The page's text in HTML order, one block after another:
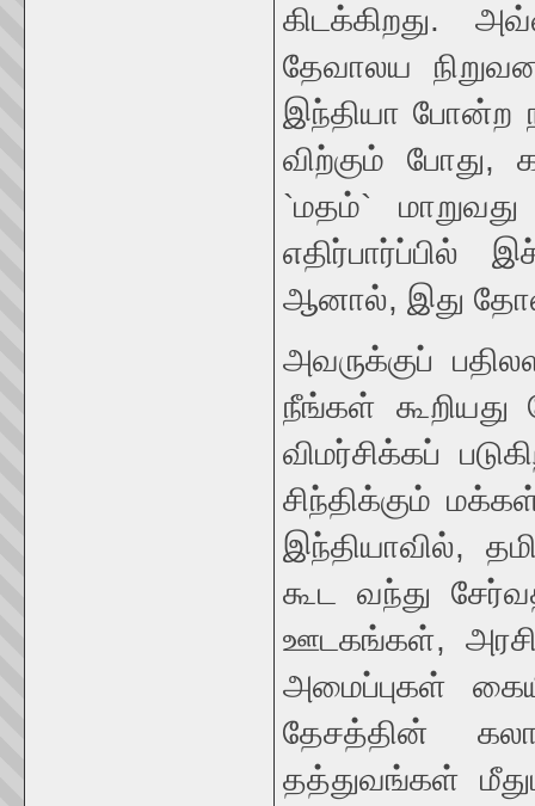
கிடக்கிறது.
தேவாலய
இந்தியா போன்ற
விற்கும் போது,
`மதம்`
எதிர்பார்ப்பில்
ஆனால், இது
அவருக்குப்
நீங்கள் கூறியது
விமர்சிக்கப்
சிந்திக்கும்
இந்தியாவில்,
கூட வந்து
ஊடகங்கள்,
அமைப்புகள்
தேசத்தின்
தத்துவங்கள்